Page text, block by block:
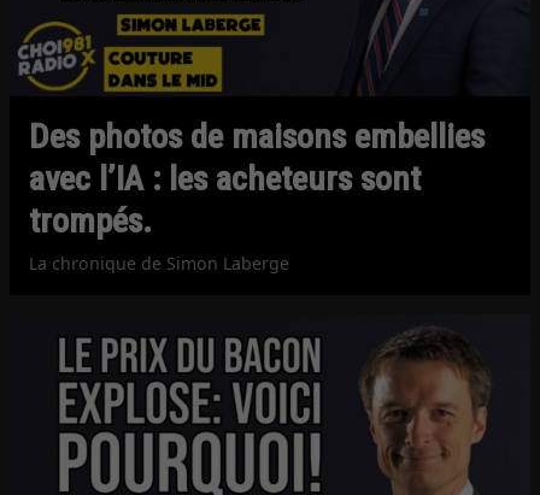
Des photos de maisons embellies
avec l’IA : les acheteurs sont
trompés.
La chronique de Simon Laberge